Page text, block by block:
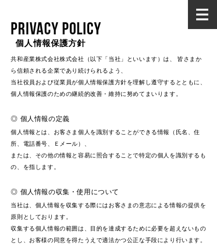
PRIVACY POLICY
個人情報保護方針
共和産業株式会社株式会社（以下「当社」といいます）は、 皆さまか
ら信頼される企業であり続けられるよう、
当社役員および従業員が個人情報保護方針を理解し遵守するとともに、
個人情報保護のための継続的改善・維持に努めてまいります。
◎ 個人情報の定義
個人情報とは、お客さま個人を識別することができる情報（氏名、住
所、電話番号、Ｅメール）、
または、その他の情報と容易に照合することで特定の個人を識別するも
の、を指します。
◎ 個人情報の収集・使用について
当社は、個人情報を収集する際にはお客さまの意志による情報の提供を
原則としております。
収集する個人情報の範囲は、目的を達成するために必要を超えないもの
とし、お客様の同意を得たうえで適法かつ公正な手段により行います。